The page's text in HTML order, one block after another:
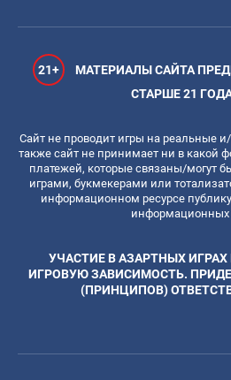
21+
МАТЕРИАЛЫ САЙТА
СТАРШЕ 21
Сайт не проводит игры на реальные
также сайт не принимает ни в какой
платежей, которые связаны/могут
играми, букмекерами или
информационном ресурсе
информационных
УЧАСТИЕ В АЗАРТНЫХ
ИГРОВУЮ ЗАВИСИМОСТЬ.
(ПРИНЦИПОВ)